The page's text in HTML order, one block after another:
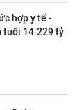
hợp y tế -
tuổi 14.229 tỷ